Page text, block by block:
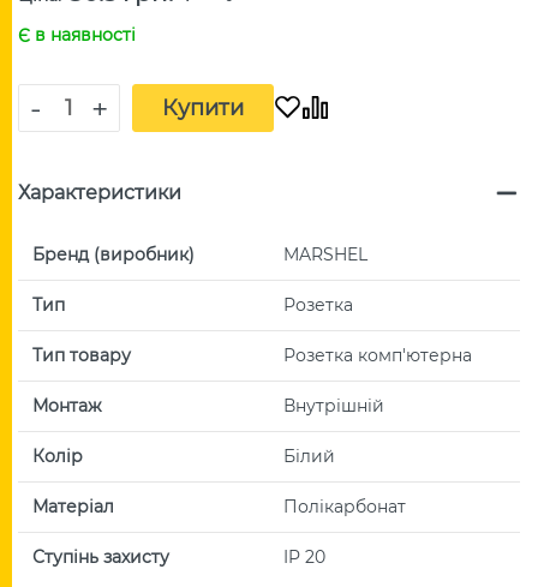
Є в наявності
- + Купити
Характеристики
Бренд (виробник) MARSHEL
Тип Розетка
Тип товару Розетка комп'ютерна
Монтаж Внутрішній
Колір Білий
Матеріал Полікарбонат
Ступінь захисту IP 20